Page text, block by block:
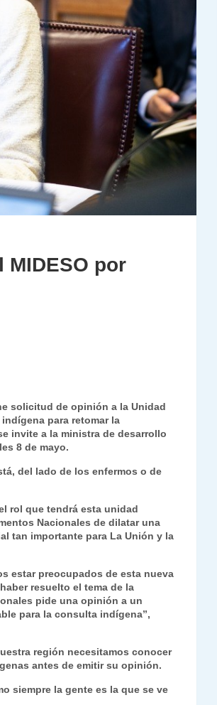
por
solicitud de opinión a la Unidad
para retomar la
invite a la ministra de desarrollo
8 de mayo.
del lado de los enfermos o de
rol que tendrá esta unidad
Nacionales de dilatar una
tan importante para La Unión y la
estar preocupados de esta nueva
resuelto el tema de la
pide una opinión a un
para la consulta indígena”,
región necesitamos conocer
antes de emitir su opinión.
siempre la gente es la que se ve